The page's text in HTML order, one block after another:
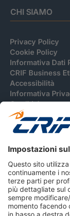
CHI SIAMO
Privacy Policy
Cookie Policy
Informativa Dati
CRIF Business
Accessibilità
Informativa
Creditizie
© 2026 CRIF
Via della Beverara,
sottoscritto €
R.E.A. n° 410952 |
Società soggetta
CRIBIS Holding